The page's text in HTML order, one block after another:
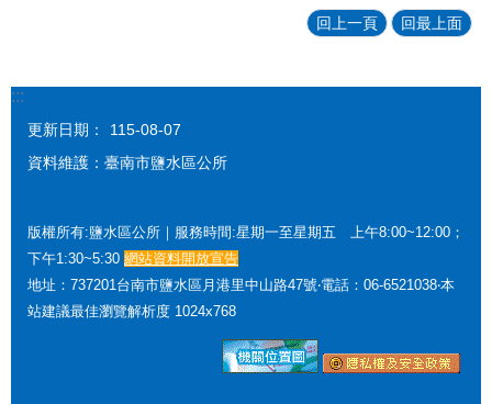
回上一頁 回最上面
:::
更新日期：
115-08-07
資料維護：臺南市鹽水區公所
版權所有:鹽水區公所｜服務時間:星期一至星期五 上午8:00~12:00；
下午1:30~5:30 網站資料開放宣告
地址：737201台南市鹽水區月港里中山路47號‧電話：06-6521038‧本
站建議最佳瀏覽解析度 1024x768